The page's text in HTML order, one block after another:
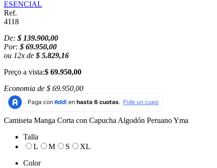
ESENCIAL
Ref.
4118
De: $ 139.900,00
Por: $ 69.950,00
ou 12x de $ 5.829,16
Preço a vista:$ 69.950,00
Economia de $ 69.950,00
Camiseta Manga Corta con Capucha Algodón Peruano Yma
Talla
L
M S
XL
Color